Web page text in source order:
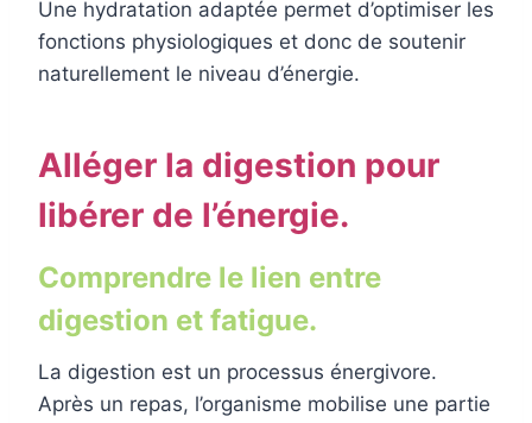
Une hydratation adaptée permet d’optimiser les
fonctions physiologiques et donc de soutenir
naturellement le niveau d’énergie.
Alléger la digestion pour
libérer de l’énergie.
Comprendre le lien entre
digestion et fatigue.
La digestion est un processus énergivore.
Après un repas, l’organisme mobilise une partie